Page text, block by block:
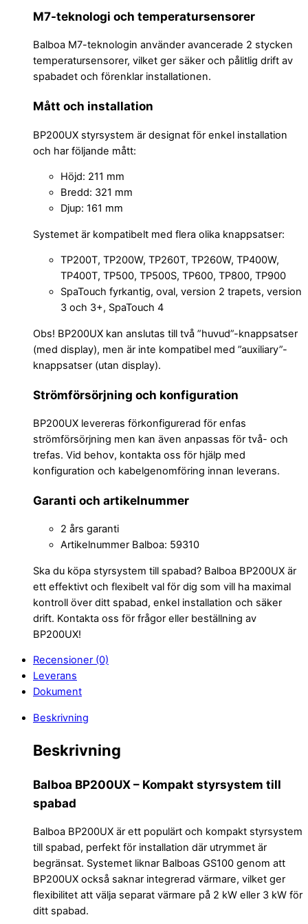
M7-teknologi och temperatursensorer
Balboa M7-teknologin använder avancerade 2 stycken
temperatursensorer, vilket ger säker och pålitlig drift av
spabadet och förenklar installationen.
Mått och installation
BP200UX styrsystem är designat för enkel installation
och har följande mått:
Höjd: 211 mm
Bredd: 321 mm
Djup: 161 mm
Systemet är kompatibelt med flera olika knappsatser:
TP200T, TP200W, TP260T, TP260W, TP400W,
TP400T, TP500, TP500S, TP600, TP800, TP900
SpaTouch fyrkantig, oval, version 2 trapets, version
3 och 3+, SpaTouch 4
Obs! BP200UX kan anslutas till två ”huvud”-knappsatser
(med display), men är inte kompatibel med ”auxiliary”-
knappsatser (utan display).
Strömförsörjning och konfiguration
BP200UX levereras förkonfigurerad för enfas
strömförsörjning men kan även anpassas för två- och
trefas. Vid behov, kontakta oss för hjälp med
konfiguration och kabelgenomföring innan leverans.
Garanti och artikelnummer
2 års garanti
Artikelnummer Balboa: 59310
Ska du köpa styrsystem till spabad? Balboa BP200UX är
ett effektivt och flexibelt val för dig som vill ha maximal
kontroll över ditt spabad, enkel installation och säker
drift. Kontakta oss för frågor eller beställning av
BP200UX!
Recensioner (0)
Leverans
Dokument
Beskrivning
Beskrivning
Balboa BP200UX – Kompakt styrsystem till
spabad
Balboa BP200UX är ett populärt och kompakt styrsystem
till spabad, perfekt för installation där utrymmet är
begränsat. Systemet liknar Balboas GS100 genom att
BP200UX också saknar integrerad värmare, vilket ger
flexibilitet att välja separat värmare på 2 kW eller 3 kW för
ditt spabad.